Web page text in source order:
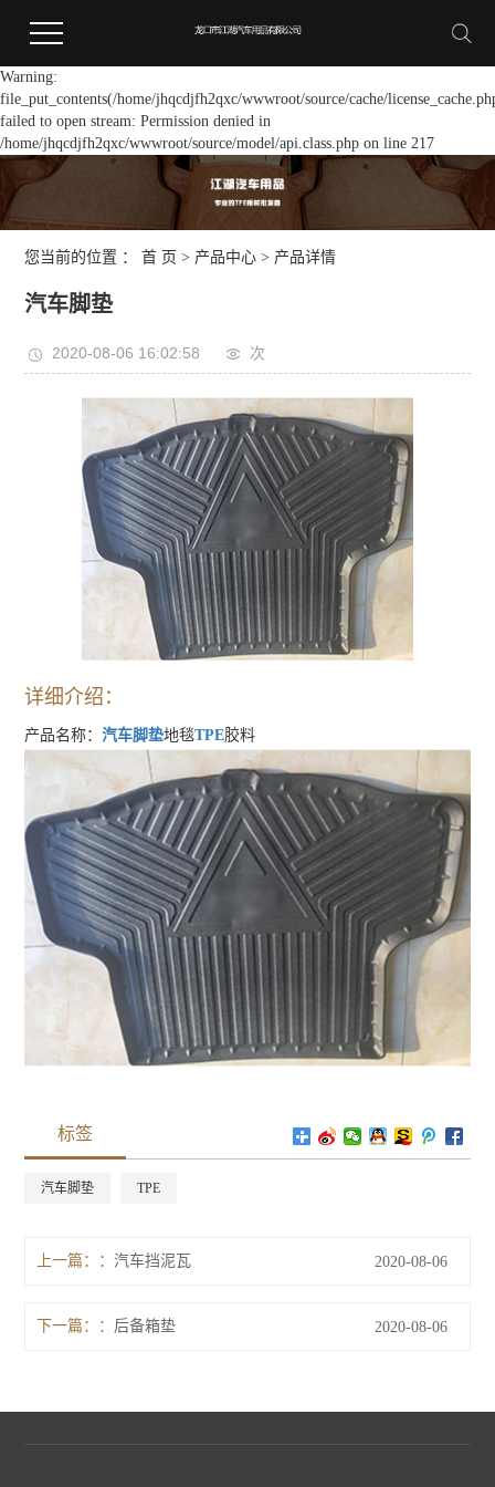
Warning:
file_put_contents(/home/jhqcdjfh2qxc/wwwroot/source/cache/
failed to open stream: Permission denied in
/home/jhqcdjfh2qxc/wwwroot/source/model/api.class.php on line 217
您当前的位置 ：首 页 > 产品中心 > 产品详情
汽车脚垫
2020-08-06 16:02:58 次
详细介绍：
产品名称：汽车脚垫地毯TPE胶料
标签
汽车脚垫 TPE
上一篇： 汽车挡泥瓦 2020-08-06
下一篇： 后备箱垫 2020-08-06